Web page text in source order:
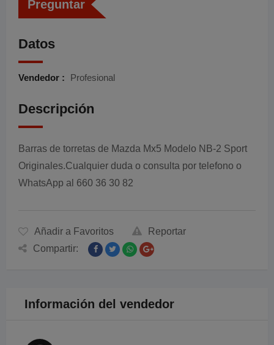
Preguntar
Datos
Vendedor : Profesional
Descripción
Barras de torretas de Mazda Mx5 Modelo NB-2 Sport
Originales.Cualquier duda o consulta por telefono o
WhatsApp al 660 36 30 82
Añadir a Favoritos
Reportar
Compartir:
Información del vendedor